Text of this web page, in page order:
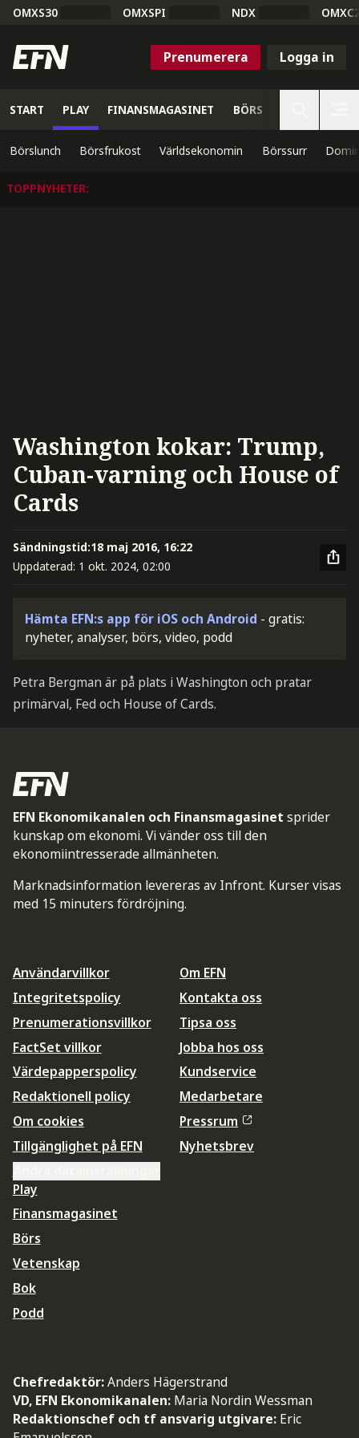
OMXS30 OMXSPI NDX
Prenumerera Logga in
START PLAY FINANSMAGASINET BÖRS
Börslunch Börsfrukost Världsekonomin Börssurr
TOPPNYHETER:
Washington kokar: Trump,
Cuban-varning och House of
Cards
Sändningstid:18 maj 2016, 16:22
Uppdaterad: 1 okt. 2024, 02:00
Hämta EFN:s app för iOS och Android - gratis:
nyheter, analyser, börs, video, podd
Petra Bergman är på plats i Washington och pratar
primärval, Fed och House of Cards.
EFN Ekonomikanalen och Finansmagasinet sprider
kunskap om ekonomi. Vi vänder oss till den
ekonomiintresserade allmänheten.
Marknadsinformation levereras av Infront. Kurser visas
med 15 minuters fördröjning.
Användarvillkor
Integritetspolicy
Prenumerationsvillkor
FactSet villkor
Värdepapperspolicy
Redaktionell policy
Om cookies
Tillgänglighet på EFN
Om EFN
Kontakta oss
Tipsa oss
Jobba hos oss
Kundservice
Medarbetare
Pressrum
Nyhetsbrev
Play
Finansmagasinet
Börs
Vetenskap
Bok
Podd
Chefredaktör:Anders Hägerstrand
VD, EFN Ekonomikanalen: Maria Nordin Wessman
Redaktionschef och tf ansvarig utgivare: Eric